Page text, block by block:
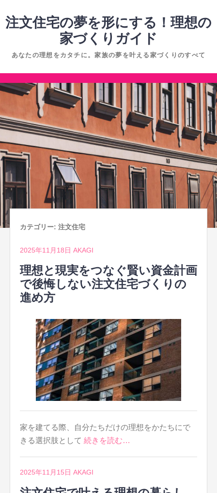
ン
へ
ス
プ
注文住宅の夢を形にする！理想の
家づくりガイド
あなたの理想をカタチに。家族の夢を叶える家づくりのすべて
コ
ン
へ
ス
キ
ッ
プ
カテゴリー: 注文住宅
2025年11月18日 AKAGI
理想と現実をつなぐ賢い資金計画
で後悔しない注文住宅づくりの
進め方
家を建てる際、自分たちだけの理想をかたちにで
きる選択肢として 続きを読む…
2025年11月15日 AKAGI